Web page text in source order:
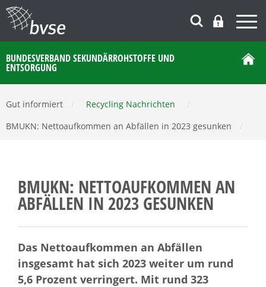
BUNDESVERBAND SEKUNDÄRROHSTOFFE UND
ENTSORGUNG
Gut informiert Recycling Nachrichten
BMUKN: Nettoaufkommen an Abfällen in 2023 gesunken
BMUKN: NETTOAUFKOMMEN AN
ABFÄLLEN IN 2023 GESUNKEN
Das Nettoaufkommen an Abfällen
insgesamt hat sich 2023 weiter um rund
5,6 Prozent verringert. Mit rund 323